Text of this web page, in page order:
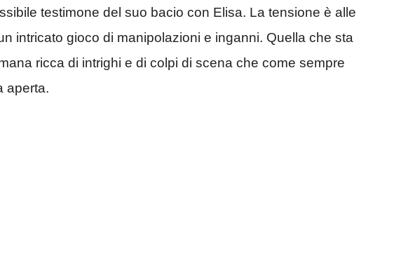
testimone del suo bacio con Elisa. La tensione è alle
intricato gioco di manipolazioni e inganni. Quella che sta
ricca di intrighi e di colpi di scena che come sempre
aperta.